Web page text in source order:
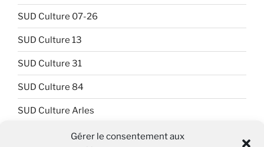
Gérer le consentement aux
SUD Culture 07-26
SUD Culture 13
SUD Culture 31
SUD Culture 84
SUD Culture Arles
SUD Culture Art Architecture